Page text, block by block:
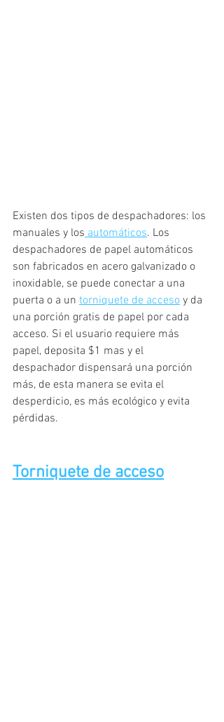
Existen dos tipos de despachadores: los
manuales y los automáticos. Los
despachadores de papel automáticos
son fabricados en acero galvanizado o
inoxidable, se puede conectar a una
puerta o a un torniquete de acceso y da
una porción gratis de papel por cada
acceso. Si el usuario requiere más
papel, deposita $1 mas y el
despachador dispensará una porción
más, de esta manera se evita el
desperdicio, es más ecológico y evita
pérdidas.
Torniquete de acceso